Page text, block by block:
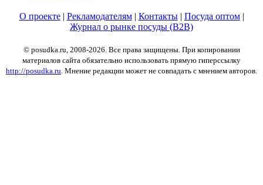
О проекте| Рекламодателям| Контакты| Посуда оптом|
Журнал о рынке посуды (B2B)
© posudka.ru, 2008-2026. Все права защищены. При копировании
материалов сайта обязательно использовать прямую гиперссылку
http://posudka.ru. Мнение редакции может не совпадать с мнением авторов.